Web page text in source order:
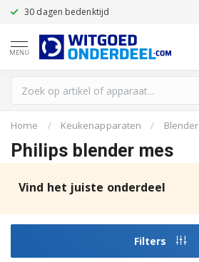
30 dagen bedenktijd
MENU
Home / Keukenapparaten / Blender
Philips blender mes
Vind het juiste onderdeel
Filters